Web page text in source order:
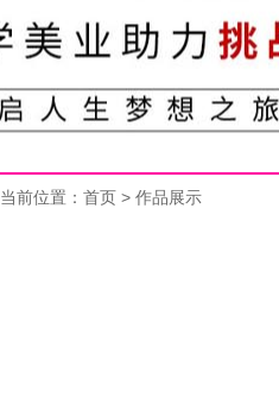
当前位置： 首页 > 作品展示